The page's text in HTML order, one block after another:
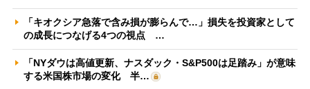
「キオクシア急落で含み損が膨らんで…」損失を投資家として
の成長につなげる4つの視点 …
「NYダウは高値更新、ナスダック・S&P500は足踏み」が意味
する米国株市場の変化 半…